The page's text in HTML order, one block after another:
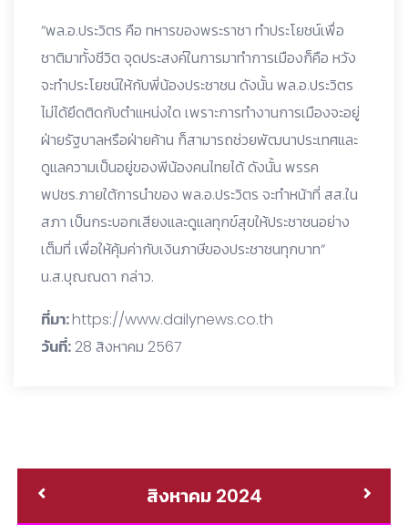
“พล.อ.ประวิตร คือ ทหารของพระราชา ทำประโยชน์เพื่อ
ชาติมาทั้งชีวิต จุดประสงค์ในการมาทำการเมืองก็คือ หวัง
จะทำประโยชน์ให้กับพี่น้องประชาชน ดังนั้น พล.อ.ประวิตร
ไม่ได้ยึดติดกับตำแหน่งใด เพราะการทำงานการเมืองจะอยู่
ฝ่ายรัฐบาลหรือฝ่ายค้าน ก็สามารถช่วยพัฒนาประเทศและ
ดูแลความเป็นอยู่ของพีน้องคนไทยได้ ดังนั้น พรรค
พปชร.ภายใต้การนำของ พล.อ.ประวิตร จะทำหน้าที่ สส.ใน
สภา เป็นกระบอกเสียงและดูแลทุกข์สุขให้ประชาชนอย่าง
เต็มที่ เพื่อให้คุ้มค่ากับเงินภาษีของประชาชนทุกบาท“
น.ส.บุณณดา กล่าว.
ที่มา:https://www.dailynews.co.th
วันที่: 28 สิงหาคม 2567
สิงหาคม 2024